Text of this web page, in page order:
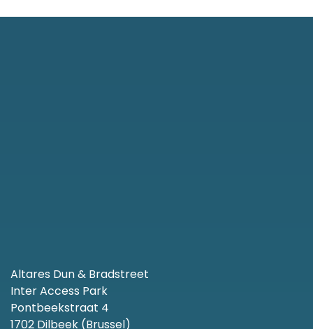
Altares Dun & Bradstreet
Inter Access Park
Pontbeekstraat 4
1702 Dilbeek (Brussel)